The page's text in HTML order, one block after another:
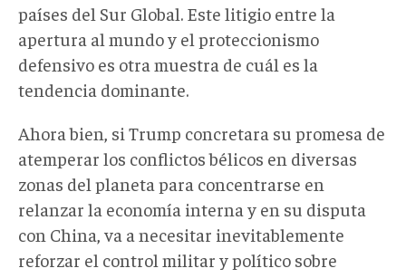
países del Sur Global. Este litigio entre la
apertura al mundo y el proteccionismo
defensivo es otra muestra de cuál es la
tendencia dominante.
Ahora bien, si Trump concretara su promesa de
atemperar los conflictos bélicos en diversas
zonas del planeta para concentrarse en
relanzar la economía interna y en su disputa
con China, va a necesitar inevitablemente
reforzar el control militar y político sobre